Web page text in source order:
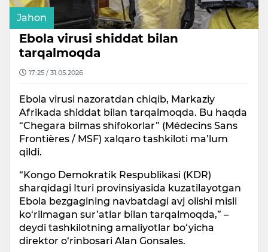
Jahon
Ebola virusi shiddat bilan
tarqalmoqda
17:25 / 31.05.2026
Ebola virusi nazoratdan chiqib, Markaziy
Afrikada shiddat bilan tarqalmoqda. Bu haqda
“Chegara bilmas shifokorlar” (Médecins Sans
Frontières / MSF) xalqaro tashkiloti ma’lum
qildi.
“Kongo Demokratik Respublikasi (KDR)
sharqidagi Ituri provinsiyasida kuzatilayotgan
Ebola bezgagining navbatdagi avj olishi misli
ko‘rilmagan sur’atlar bilan tarqalmoqda,” –
deydi tashkilotning amaliyotlar bo‘yicha
direktor o‘rinbosari Alan Gonsales.